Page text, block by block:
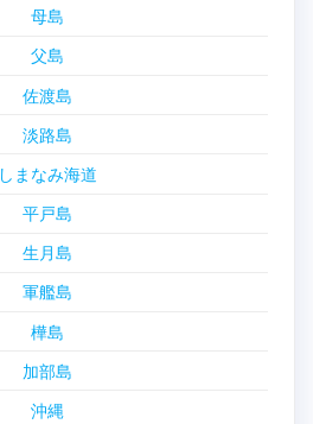
母島
父島
佐渡島
淡路島
しまなみ海道
平戸島
生月島
軍艦島
樺島
加部島
沖縄